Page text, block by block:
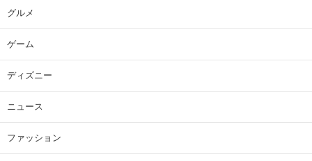
グルメ
ゲーム
ディズニー
ニュース
ファッション